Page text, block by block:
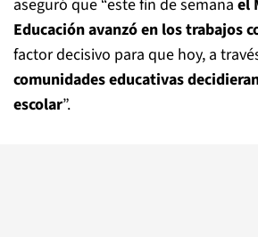
aseguró que “este fin de semana el
Educación avanzó en los trabajos
factor decisivo para que hoy, a
comunidades educativas
escolar”.